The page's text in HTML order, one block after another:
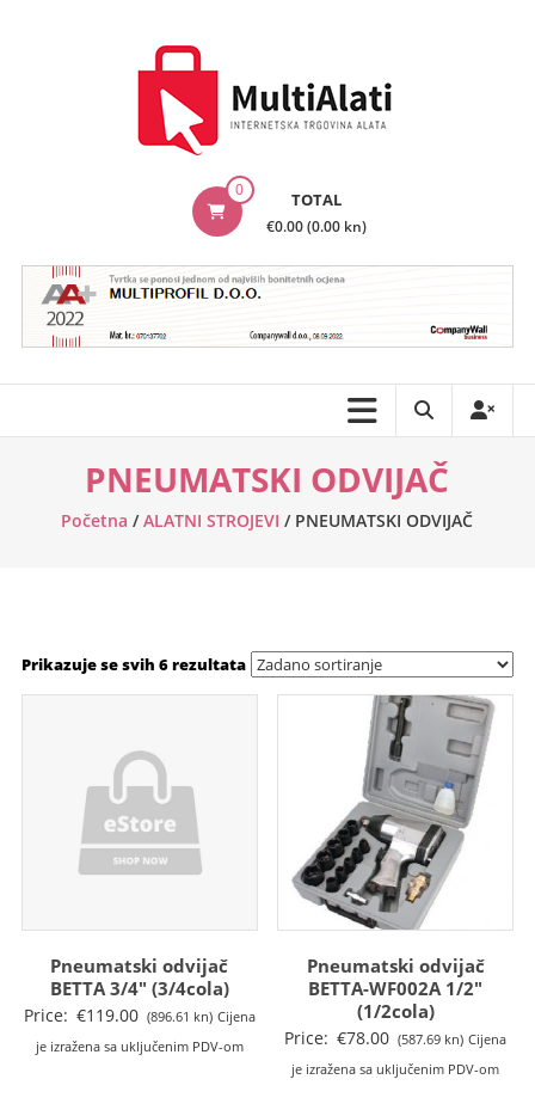
Internetska
trgovina
alata
0 TOTAL
€0.00 (0.00 kn)
PNEUMATSKI ODVIJAČ
Početna /ALATNI STROJEVI / PNEUMATSKI ODVIJAČ
Prikazuje se svih 6 rezultata
Pneumatski odvijač
BETTA 3/4″ (3/4cola)
Price: €119.00 (896.61 kn) Cijena
je izražena sa uključenim PDV-om
Pneumatski odvijač
BETTA-WF002A 1/2″
(1/2cola)
Price: €78.00 (587.69 kn) Cijena
je izražena sa uključenim PDV-om